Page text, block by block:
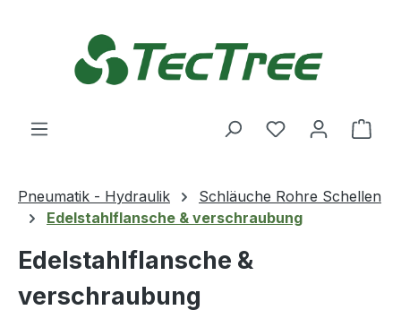
Du hast 0
Pneumatik - Hydraulik
Schläuche Rohre Schellen
Edelstahlflansche & verschraubung
Edelstahlflansche &
verschraubung